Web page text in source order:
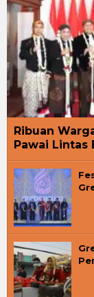
Ribuan
Pawai Lintas